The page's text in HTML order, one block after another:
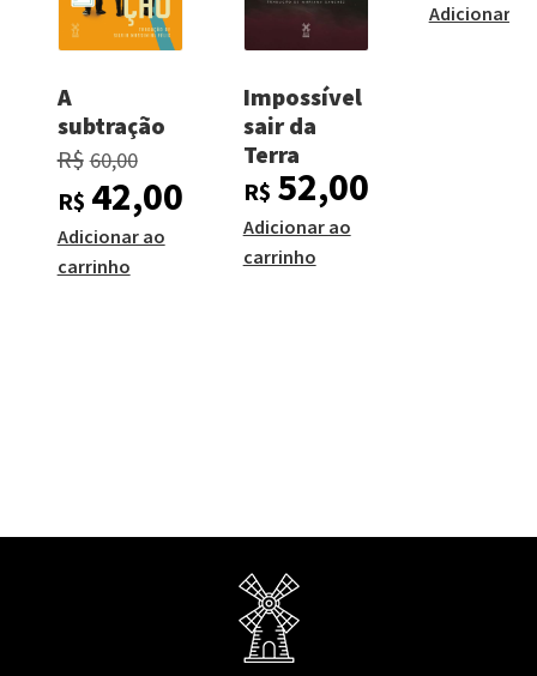
A
subtração
R$ 60,00
O
preço
original
R$ 42,00O
Adicionar ao
carrinho
Impossível
sair da
Terra
R$ 52,00
Adicionar ao
carrinho
Adicionar